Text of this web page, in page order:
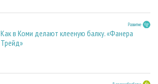
Развитие
Как в Коми делают клееную балку. «Фанера
Трейд»